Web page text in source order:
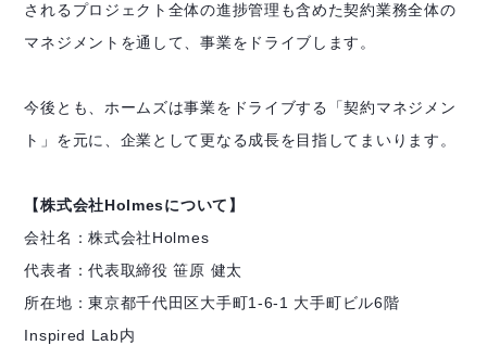
されるプロジェクト全体の進捗管理も含めた契約業務全体の
マネジメントを通して、事業をドライブします。
今後とも、ホームズは事業をドライブする「契約マネジメン
ト」を元に、企業として更なる成長を目指してまいります。
【株式会社Holmesについて】
会社名：株式会社Holmes
代表者：代表取締役 笹原 健太
所在地：東京都千代田区大手町1-6-1 大手町ビル6階
Inspired Lab内